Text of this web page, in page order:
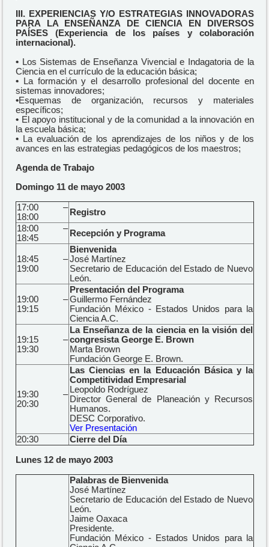
III. EXPERIENCIAS Y/O ESTRATEGIAS INNOVADORAS
PARA LA ENSEÑANZA DE CIENCIA EN DIVERSOS
PAÍSES (Experiencia de los países y colaboración
internacional).
• Los Sistemas de Enseñanza Vivencial e Indagatoria de la
Ciencia en el currículo de la educación básica;
• La formación y el desarrollo profesional del docente en
sistemas innovadores;
•Esquemas de organización, recursos y materiales
específicos;
• El apoyo institucional y de la comunidad a la innovación en
la escuela básica;
• La evaluación de los aprendizajes de los niños y de los
avances en las estrategias pedagógicos de los maestros;
Agenda de Trabajo
Domingo 11 de mayo 2003
17:00 –
18:00
Registro
18:00 –
18:45
Recepción y Programa
18:45 –
19:00
Bienvenida
José Martínez
Secretario de Educación del Estado de Nuevo
León.
19:00 –
19:15
Presentación del Programa
Guillermo Fernández
Fundación México - Estados Unidos para la
Ciencia A.C.
19:15 –
19:30
La Enseñanza de la ciencia en la visión del
congresista George E. Brown
Marta Brown
Fundación George E. Brown.
19:30 –
20:30
Las Ciencias en la Educación Básica y la
Competitividad Empresarial
Leopoldo Rodríguez
Director General de Planeación y Recursos
Humanos.
DESC Corporativo.
Ver Presentación
20:30
Cierre del Día
Lunes 12 de mayo 2003
Palabras de Bienvenida
José Martínez
Secretario de Educación del Estado de Nuevo
León.
Jaime Oaxaca
Presidente.
Fundación México - Estados Unidos para la